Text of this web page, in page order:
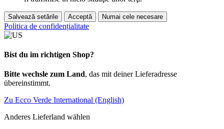
Salvează setările Acceptă Numai cele necesare
Politica de confidențialitate
Bist du im richtigen Shop?
Bitte wechsle zum Land, das mit deiner Lieferadresse
übereinstimmt.
Zu Ecco Verde International (English)
Anderes Lieferland wählen